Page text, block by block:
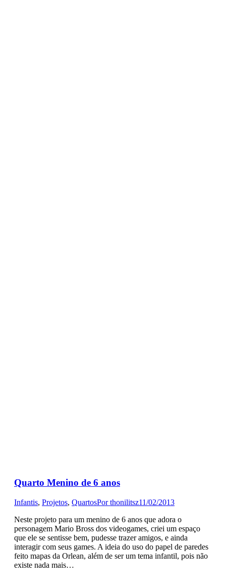
Quarto Menino de 6 anos
Infantis, Projetos, QuartosPorthonilitsz11/02/2013
Neste projeto para um menino de 6 anos que adora o
personagem Mario Bross dos videogames, criei um espaço
que ele se sentisse bem, pudesse trazer amigos, e ainda
interagir com seus games. A ideia do uso do papel de paredes
feito mapas da Orlean, além de ser um tema infantil, pois não
existe nada mais…